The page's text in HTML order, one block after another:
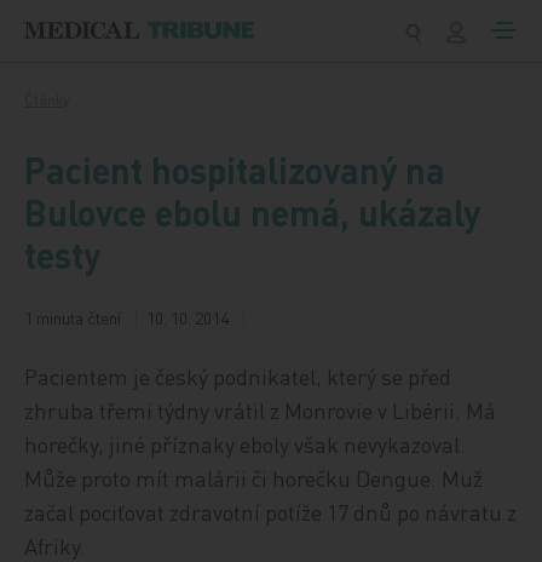
Pacient hospitalizovaný na
Bulovce ebolu nemá, ukázaly
testy
1 minuta čtení 10. 10. 2014
Pacientem je český podnikatel, který se před
zhruba třemi týdny vrátil z Monrovie v Libérii. Má
horečky, jiné příznaky eboly však nevykazoval.
Může proto mít malárii či horečku Dengue. Muž
začal pociťovat zdravotní potíže 17 dnů po návratu z
Afriky.